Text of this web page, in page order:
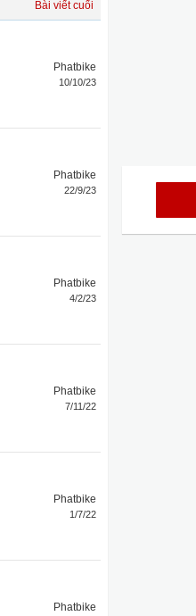
Bài viết cuối
Phatbike
10/10/23
Phatbike
22/9/23
Phatbike
4/2/23
Phatbike
7/11/22
Phatbike
1/7/22
Phatbike